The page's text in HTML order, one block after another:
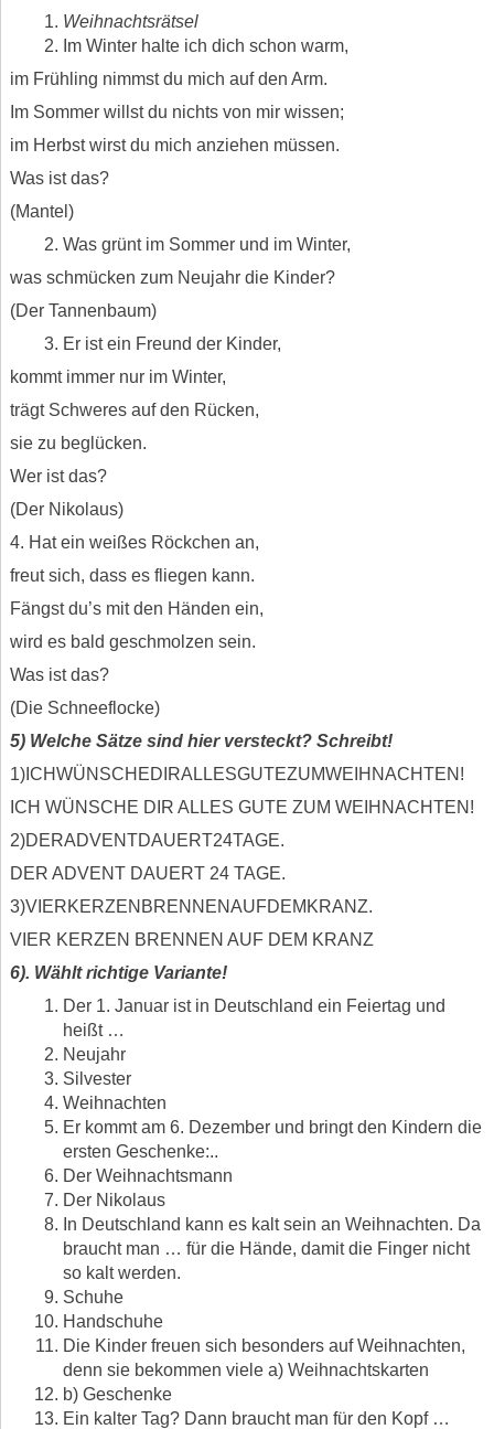
Weihnachtsrätsel
Im Winter halte ich dich schon warm,
im Frühling nimmst du mich auf den Arm.
Im Sommer willst du nichts von mir wissen;
im Herbst wirst du mich anziehen müssen.
Was ist das?
(Mantel)
Was grünt im Sommer und im Winter,
was schmücken zum Neujahr die Kinder?
(Der Tannenbaum)
Er ist ein Freund der Kinder,
kommt immer nur im Winter,
trägt Schweres auf den Rücken,
sie zu beglücken.
Wer ist das?
(Der Nikolaus)
4. Hat ein weißes Röckchen an,
freut sich, dass es fliegen kann.
Fängst du’s mit den Händen ein,
wird es bald geschmolzen sein.
Was ist das?
(Die Schneeflocke)
5) Welche Sätze sind hier versteckt? Schreibt!
1)ICHWÜNSCHEDIRALLESGUTEZUMWEIHNACHTEN!
ICH WÜNSCHE DIR ALLES GUTE ZUM WEIHNACHTEN!
2)DERADVENTDAUERT24TAGE.
DER ADVENT DAUERT 24 TAGE.
3)VIERKERZENBRENNENAUFDEMKRANZ.
VIER KERZEN BRENNEN AUF DEM KRANZ
6). Wählt richtige Variante!
Der 1. Januar ist in Deutschland ein Feiertag und
heißt …
Neujahr
Silvester
Weihnachten
Er kommt am 6. Dezember und bringt den Kindern die
ersten Geschenke:..
Der Weihnachtsmann
Der Nikolaus
In Deutschland kann es kalt sein an Weihnachten. Da
braucht man … für die Hände, damit die Finger nicht
so kalt werden.
Schuhe
Handschuhe
Die Kinder freuen sich besonders auf Weihnachten,
denn sie bekommen viele a) Weihnachtskarten
b) Geschenke
Ein kalter Tag? Dann braucht man für den Kopf …